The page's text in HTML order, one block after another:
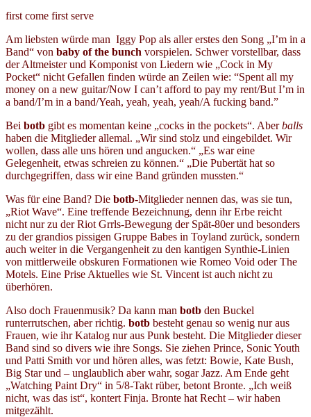
first come first serve
Am liebsten würde man Iggy Pop als aller erstes den Song „I’m in a
Band“ von baby of the bunch vorspielen. Schwer vorstellbar, dass
der Altmeister und Komponist von Liedern wie „Cock in My
Pocket“ nicht Gefallen finden würde an Zeilen wie: “Spent all my
money on a new guitar/Now I can’t afford to pay my rent/But I’m in
a band/I’m in a band/Yeah, yeah, yeah, yeah/A fucking band.”
Bei botb gibt es momentan keine „cocks in the pockets“. Aberballs
haben die Mitglieder allemal. „Wir sind stolz und eingebildet. Wir
wollen, dass alle uns hören und angucken.“ „Es war eine
Gelegenheit, etwas schreien zu können.“ „Die Pubertät hat so
durchgegriffen, dass wir eine Band gründen mussten.“
Was für eine Band? Die botb-Mitglieder nennen das, was sie tun,
„Riot Wave“. Eine treffende Bezeichnung, denn ihr Erbe reicht
nicht nur zu der Riot Grrls-Bewegung der Spät-80er und besonders
zu der grandios pissigen Gruppe Babes in Toyland zurück, sondern
auch weiter in die Vergangenheit zu den kantigen Synthie-Linien
von mittlerweile obskuren Formationen wie Romeo Void oder The
Motels. Eine Prise Aktuelles wie St. Vincent ist auch nicht zu
überhören.
Also doch Frauenmusik? Da kann man botb den Buckel
runterrutschen, aber richtig. botb besteht genau so wenig nur aus
Frauen, wie ihr Katalog nur aus Punk besteht. Die Mitglieder dieser
Band sind so divers wie ihre Songs. Sie ziehen Prince, Sonic Youth
und Patti Smith vor und hören alles, was fetzt: Bowie, Kate Bush,
Big Star und – unglaublich aber wahr, sogar Jazz. Am Ende geht
„Watching Paint Dry“ in 5/8-Takt rüber, betont Bronte. „Ich weiß
nicht, was das ist“, kontert Finja. Bronte hat Recht – wir haben
mitgezählt.